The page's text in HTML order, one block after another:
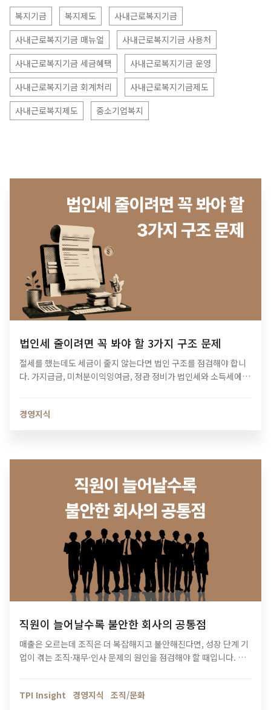
복지기금 복지제도
사내근로복지기금
사내근로복지기금 매뉴얼
사내근로복지기금 사용처
사내근로복지기금 세금혜택
사내근로복지기금 운영
사내근로복지기금 회계처리
사내근로복지기금제도
사내근로복지제도
중소기업복지
법인세 줄이려면 꼭 봐야 할 3가지 구조 문제
절세를 했는데도 세금이 줄지 않는다면 법인 구조를 점검해야 합니
다. 가지급금, 미처분이익잉여금, 정관 정비가 법인세와 소득세에 미
경영지식
직원이 늘어날수록 불안한 회사의 공통점
매출은 오르는데 조직은 더 복잡해지고 불안해진다면, 성장 단계 기
업이 겪는 조직·재무·인사 문제의 원인을 점검해야 할 때입니다. 티
TPI Insight
경영지식 조직/문화